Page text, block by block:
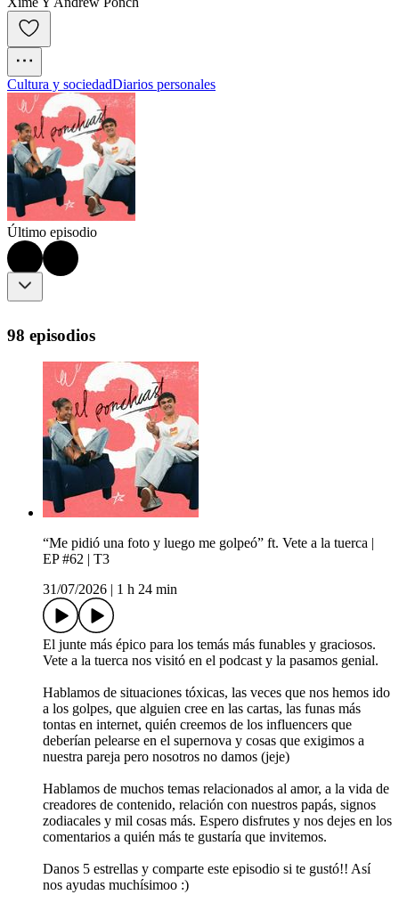
Cultura y sociedadDiarios personales
Último episodio
98 episodios
“Me pidió una foto y luego me golpeó” ft. Vete a la tuerca |
EP #62 | T3
31/07/2026
1 h 24 min
El junte más épico para los temás más funables y graciosos.
Vete a la tuerca nos visitó en el podcast y la pasamos genial.
Hablamos de situaciones tóxicas, las veces que nos hemos ido
a los golpes, que alguien cree en las cartas, las funas más
tontas en internet, quién creemos de los influencers que
deberían pelearse en el supernova y cosas que exigimos a
nuestra pareja pero nosotros no damos (jeje)
Hablamos de muchos temas relacionados al amor, a la vida de
creadores de contenido, relación con nuestros papás, signos
zodiacales y mil cosas más. Espero disfrutes y nos dejes en los
comentarios a quién más te gustaría que invitemos.
Danos 5 estrellas y comparte este episodio si te gustó!! Así
nos ayudas muchísimoo :)